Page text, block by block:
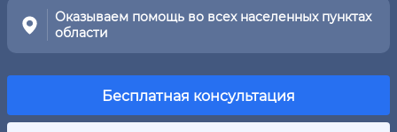
Оказываем помощь во всех населенных пунктах
области
Бесплатная консультация